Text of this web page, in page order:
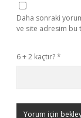
Daha sonraki
ve site adresim bu
6 + 2 kaçtır?*